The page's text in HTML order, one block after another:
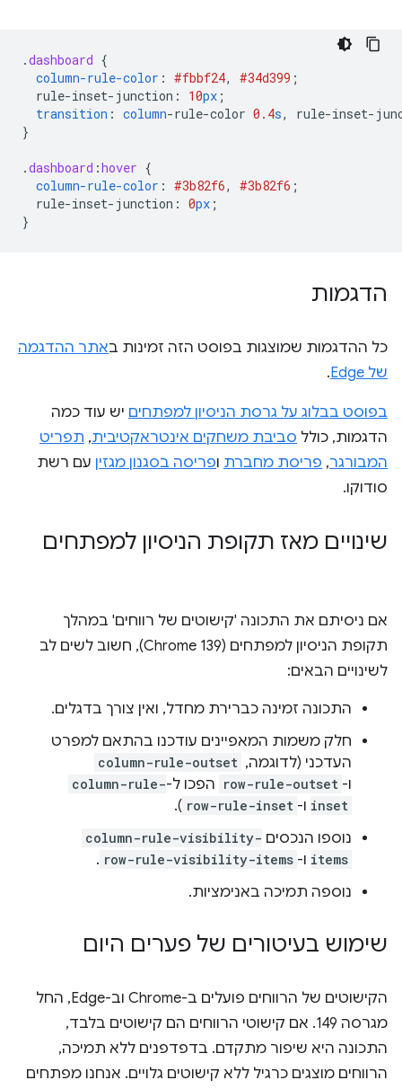
.dashboard {
column-rule-color : #fbbf24, #34d399 ;
rule-inset-junction : 10px ;
transition : column-rule-color 0.4s,
rule-inset-
}
.dashboard :hover {
column-rule-color : #3b82f6, #3b82f6 ;
rule-inset-junction : 0px ;
}
הדגמות
כל ההדגמות שמוצגות בפוסט הזה זמינות באתר ההדגמה
של Edge
.
בפוסט בבלוג על גרסת הניסיון למפתחים יש עוד כמה
הדגמות, כולל סביבת משחקים אינטראקטיבית, תפריט
המבורגר, פריסת מחברת ופריסה בסגנון מגזין עם רשת
סודוקו.
שינויים מאז תקופת הניסיון למפתחים
אם ניסיתם את התכונה 'קישוטים של רווחים' במהלך
תקופת הניסיון למפתחים (Chrome 139), חשוב לשים לב
לשינויים הבאים:
התכונה זמינה כברירת מחדל, ואין צורך בדגלים.
חלק משמות המאפיינים עודכנו בהתאם למפרט
העדכני (לדוגמה, column-rule-outset
ו- row-rule-outset הפכו ל-column-rule-
inset ו- row-rule-inset
).
נוספו הנכסים column-rule-visibility-
items ו- row-rule-visibility-items
.
נוספה תמיכה באנימציות.
שימוש בעיטורים של פערים היום
הקישוטים של הרווחים פועלים ב-Chrome וב-Edge, החל
מגרסה 149. אם קישוטי הרווחים הם קישוטים בלבד,
התכונה היא שיפור מתקדם. בדפדפנים ללא תמיכה,
הרווחים מוצגים כרגיל ללא קישוטים גלויים. אנחנו מפתחים